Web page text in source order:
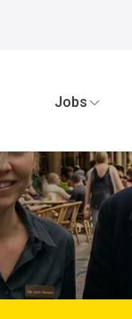
Jobs